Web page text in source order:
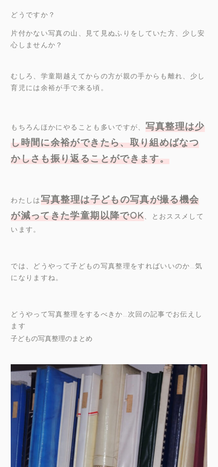
どうですか？
片付かない写真の山、見て見ぬふりをしていた方、少し安
心しませんか？
むしろ、学童期越えてからの方が親の手からも離れ、少し
育児には余裕が手で来る頃。
もちろんほかにやることも多いですが、 写真整理は少
し時間に余裕ができたら、取り組めばなつ
かしさも振り返ることができます。
わたしは写真整理は子どもの写真が撮る機会
が減ってきた学童期以降でOK 、とおススメして
います。
では、どうやって子どもの写真整理をすればいいのか…気
になりますね。
どうやって写真整理をするべきか…次回の記事でお伝えし
ます
子どもの写真整理のまとめ